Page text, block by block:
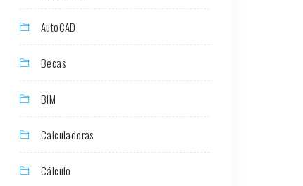
AutoCAD
Becas
BIM
Calculadoras
Cálculo